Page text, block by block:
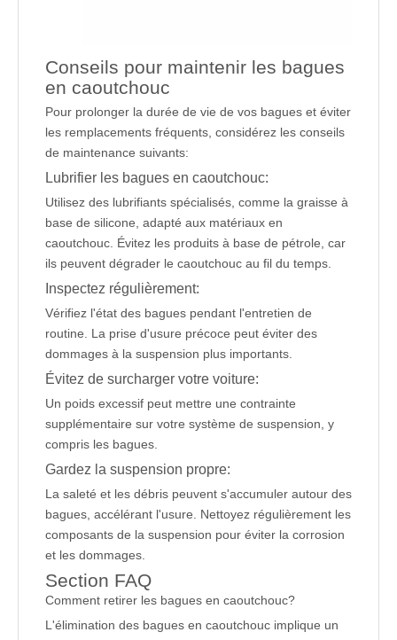
Conseils pour maintenir les bagues
en caoutchouc
Pour prolonger la durée de vie de vos bagues et éviter
les remplacements fréquents, considérez les conseils
de maintenance suivants:
Lubrifier les bagues en caoutchouc:
Utilisez des lubrifiants spécialisés, comme la graisse à
base de silicone, adapté aux matériaux en
caoutchouc. Évitez les produits à base de pétrole, car
ils peuvent dégrader le caoutchouc au fil du temps.
Inspectez régulièrement:
Vérifiez l'état des bagues pendant l'entretien de
routine. La prise d'usure précoce peut éviter des
dommages à la suspension plus importants.
Évitez de surcharger votre voiture:
Un poids excessif peut mettre une contrainte
supplémentaire sur votre système de suspension, y
compris les bagues.
Gardez la suspension propre:
La saleté et les débris peuvent s'accumuler autour des
bagues, accélérant l'usure. Nettoyez régulièrement les
composants de la suspension pour éviter la corrosion
et les dommages.
Section FAQ
Comment retirer les bagues en caoutchouc?
L'élimination des bagues en caoutchouc implique un